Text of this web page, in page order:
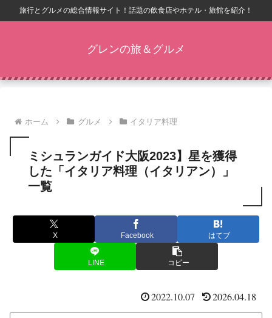
旅行とグルメの総合情報サイト！話題の飲食店やホテル・旅館を紹介！
グレンの旅＆グルメ
ホーム グルメ イタリア料理
ミシュランガイド大阪2023】星を獲得
した「イタリア料理（イタリアン）」
一覧
X Facebook はてブ
LINE コピー
2022.10.07 2026.04.18